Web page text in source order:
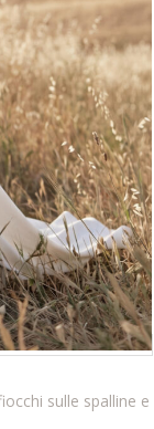
sulle spalline e